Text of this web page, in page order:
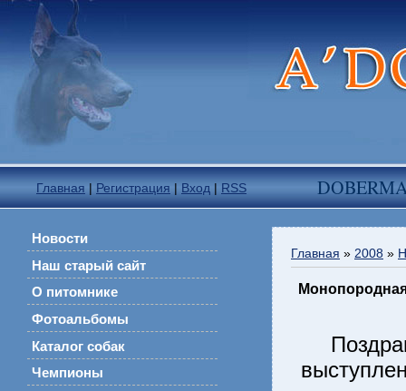
Главная | Регистрация | Вход | RSS
Новости
Наш старый сайт
О питомнике
Фотоальбомы
Каталог собак
Чемпионы
Главная » 2008 »
Монопородная